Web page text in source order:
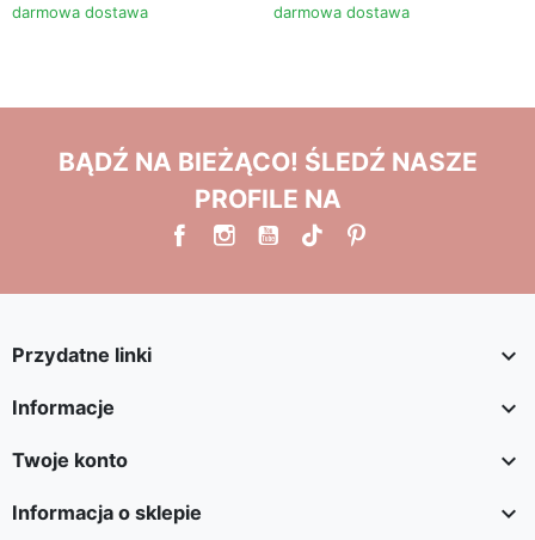
darmowa dostawa
darmowa dostawa
BĄDŹ NA BIEŻĄCO! ŚLEDŹ NASZE
PROFILE NA
Przydatne linki 
Informacje 
Twoje konto 
Informacja o sklepie 